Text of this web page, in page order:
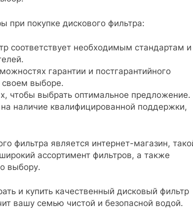
покупке дискового фильтра:
соответствует необходимым стандартам и
гарантии и постгарантийного
выборе.
чтобы выбрать оптимальное предложение.
наличие квалифицированной поддержки,
фильтра является интернет-магазин,
ассортимент фильтров, а также
выбору.
и купить качественный дисковый фильтр
вашу семью чистой и безопасной водой.